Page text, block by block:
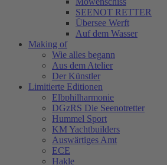
SEENOT RETTER
Übersee Werft
Auf dem Wasser
Making of
Wie alles begann
Aus dem Atelier
Der Künstler
Limitierte Editionen
Elbphilharmonie
DGzRS Die Seenotretter
Hummel Sport
KM Yachtbuilders
Auswärtiges Amt
ECE
Hakle